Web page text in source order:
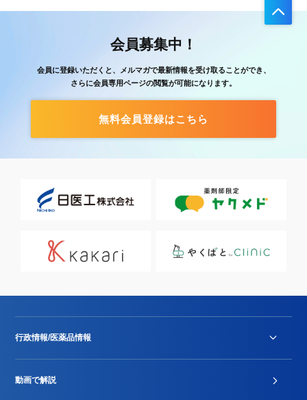
会員募集中！
会員に登録いただくと、メルマガで最新情報を受け取ることができ、
さらに会員専用ページの閲覧が可能になります。
無料会員登録はこちら
行政情報/医薬品情報
動画で解説